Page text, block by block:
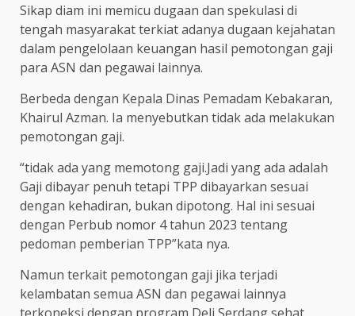
Sikap diam ini memicu dugaan dan spekulasi di
tengah masyarakat terkiat adanya dugaan kejahatan
dalam pengelolaan keuangan hasil pemotongan gaji
para ASN dan pegawai lainnya.
Berbeda dengan Kepala Dinas Pemadam Kebakaran,
Khairul Azman. Ia menyebutkan tidak ada melakukan
pemotongan gaji.
“tidak ada yang memotong gaji.Jadi yang ada adalah
Gaji dibayar penuh tetapi TPP dibayarkan sesuai
dengan kehadiran, bukan dipotong. Hal ini sesuai
dengan Perbub nomor 4 tahun 2023 tentang
pedoman pemberian TPP”kata nya.
Namun terkait pemotongan gaji jika terjadi
kelambatan semua ASN dan pegawai lainnya